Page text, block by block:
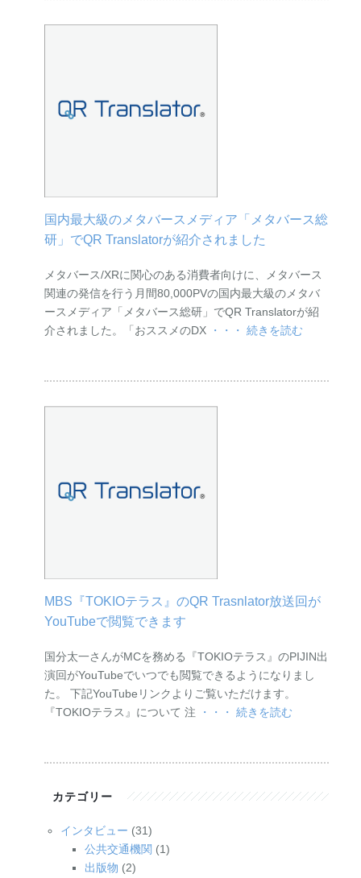
国内最大級のメタバースメディア「メタバース総
研」でQR Translatorが紹介されました
メタバース/XRに関心のある消費者向けに、メタバース
関連の発信を行う月間80,000PVの国内最大級のメタバ
ースメディア「メタバース総研」でQR Translatorが紹
介されました。「おススメのDX
・・・ 続きを読む
MBS『TOKIOテラス』のQR Trasnlator放送回が
YouTubeで閲覧できます
国分太一さんがMCを務める『TOKIOテラス』のPIJIN出
演回がYouTubeでいつでも閲覧できるようになりまし
た。 下記YouTubeリンクよりご覧いただけます。
『TOKIOテラス』について 注
・・・ 続きを読む
カテゴリー
インタビュー (31)
公共交通機関 (1)
出版物 (2)